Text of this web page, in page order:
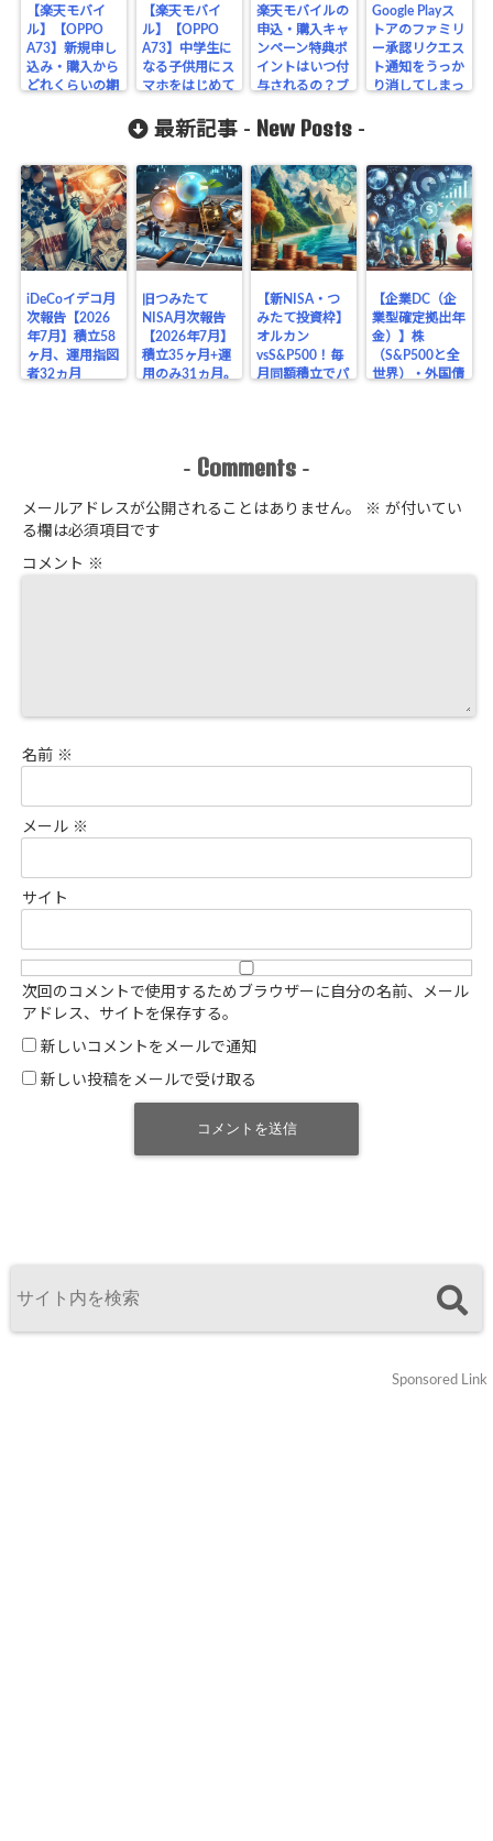
【楽天モバイ
ル】【OPPO
A73】新規申し
込み・購入から
どれくらいの期
【楽天モバイ
ル】【OPPO
A73】中学生に
なる子供用にス
マホをはじめて
記事～新規申込
み～
楽天モバイルの
申込・購入キャ
ンペーン特典ポ
イントはいつ付
与されるの？ブ
記事にしました
Google Playス
トアのファミリ
ー承認リクエス
ト通知をうっか
り消してしまっ
最新記事 - New Posts -
iDeCoイデコ月
次報告【2026
年7月】積立58
ヶ月、運用指図
者32ヵ月
旧つみたて
NISA月次報告
【2026年7月】
積立35ヶ月+運
用のみ31ヵ月。
【新NISA・つ
みたて投資枠】
オルカン
vsS&P500！毎
月同額積立でパ
【企業DC（企
業型確定拠出年
金）】株
（S&P500と全
世界）・外国債
- Comments -
メールアドレスが公開されることはありません。 ※ が付いてい
る欄は必須項目です
コメント ※
名前 ※
メール ※
サイト
次回のコメントで使用するためブラウザーに自分の名前、メール
アドレス、サイトを保存する。
新しいコメントをメールで通知
新しい投稿をメールで受け取る
Sponsored Link